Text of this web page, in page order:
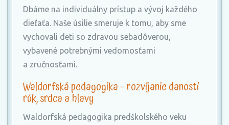
Dbáme na individuálny prístup a vývoj každého
dieťaťa. Naše úsilie smeruje k tomu, aby sme
vychovali deti so zdravou sebadôverou,
vybavené potrebnými vedomosťami
a zručnosťami.
Waldorfská pedagogika – rozvíjanie daností
rúk, srdca a hlavy
Waldorfská pedagogika predškolského veku